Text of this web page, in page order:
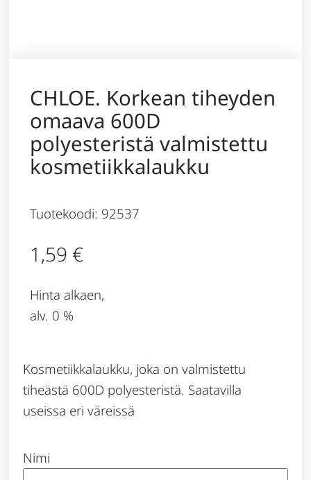
CHLOE. Korkean tiheyden
omaava 600D
polyesteristä valmistettu
kosmetiikkalaukku
Tuotekoodi: 92537
1,59 €
Hinta alkaen,
alv. 0 %
Kosmetiikkalaukku, joka on valmistettu
tiheästä 600D polyesteristä. Saatavilla
useissa eri väreissä
Nimi